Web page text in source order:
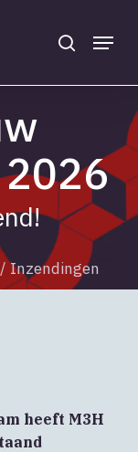
Menu
/Inzendingen
heeft M3H
Close